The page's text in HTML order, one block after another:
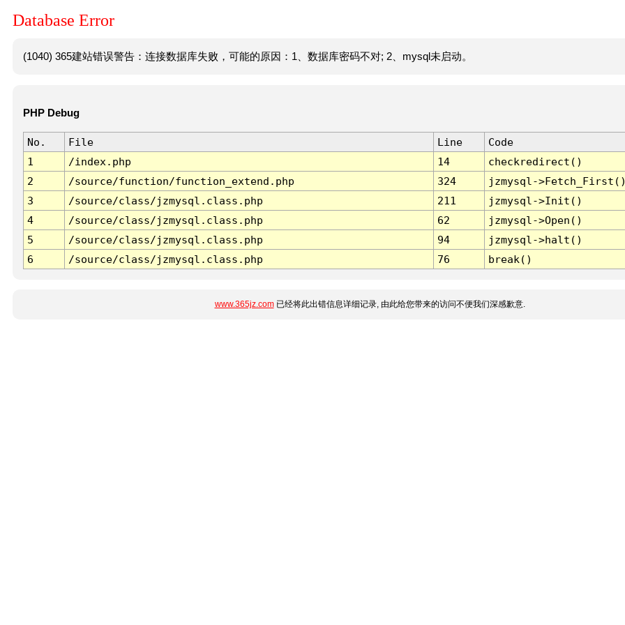
Database Error
(1040) 365建站错误警告：连接数据库失败，可能的原因：1、数据库密码不对; 2、mysql未启动。
PHP Debug
No. File Line
Code
1
/index.php 14
checkredirect()
2
/source/function/function_extend.php 324
jzmysql-
3
/source/class/jzmysql.class.php 211
jzmysql->Init()
4
/source/class/jzmysql.class.php 62
jzmysql->Open()
5
/source/class/jzmysql.class.php 94
jzmysql->halt()
6
/source/class/jzmysql.class.php 76 break()
www.365jz.com已经将此出错信息详细记录, 由此给您带来的访问不便我们深感歉意.